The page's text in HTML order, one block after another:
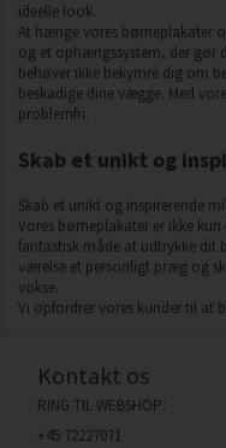
ideelle look.
At hænge vores børneplakater
og et ophængssystem, der gør
behøver ikke bekymre dig om
beskadige dine vægge. Med
problemfri.
Skab et unikt og
Skab et unikt og inspirerende
Vores børneplakater er ikke
fantastisk måde at udtrykke dit
værelse et personligt præg og
vokse.
Vi opfordrer vores kunder til at
Kontakt os
RING TIL WEBSHOP:
+45 72227071